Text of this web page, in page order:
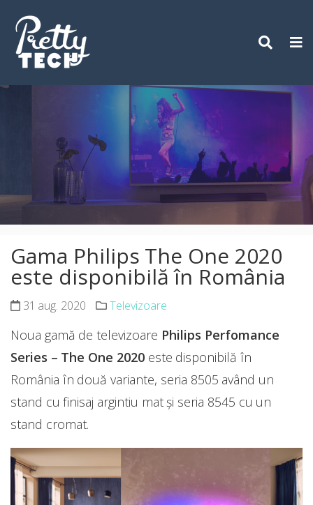
content
Gama Philips The One 2020
este disponibilă în România
31 aug. 2020 Televizoare
Noua gamă de televizoare Philips Perfomance
Series – The One 2020este disponibilă în
România în două variante, seria 8505 având un
stand cu finisaj argintiu mat și seria 8545 cu un
stand cromat.